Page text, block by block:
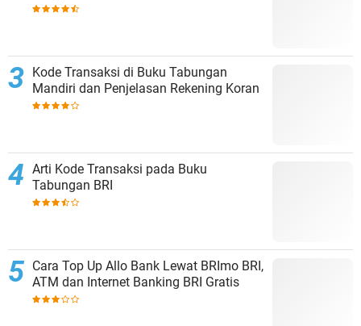
Kode Transaksi di Buku Tabungan
Mandiri dan Penjelasan Rekening Koran
Arti Kode Transaksi pada Buku
Tabungan BRI
Cara Top Up Allo Bank Lewat BRImo BRI,
ATM dan Internet Banking BRI Gratis